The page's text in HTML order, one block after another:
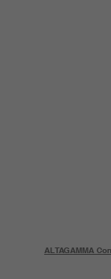
ALTAGAMMA